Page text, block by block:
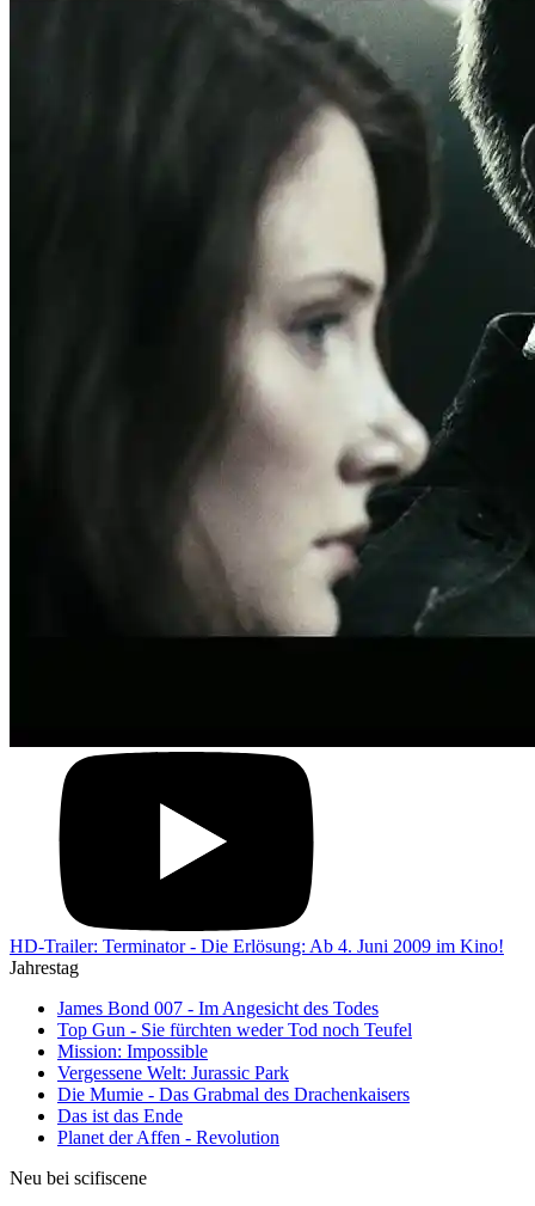
HD-Trailer: Terminator - Die Erlösung: Ab 4. Juni 2009 im Kino!
Jahrestag
James Bond 007 - Im Angesicht des Todes
Top Gun - Sie fürchten weder Tod noch Teufel
Mission: Impossible
Vergessene Welt: Jurassic Park
Die Mumie - Das Grabmal des Drachenkaisers
Das ist das Ende
Planet der Affen - Revolution
Neu bei scifiscene